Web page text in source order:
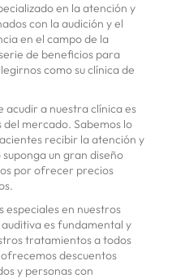
en la atención y
con la audición y el
en el campo de la
de beneficios para
como su clínica de
acudir a nuestra clínica es
mercado. Sabemos lo
recibir la atención y
un gran diseño
por ofrecer precios
especiales en nuestros
es fundamental y
tratamientos a todos
descuentos
y personas con